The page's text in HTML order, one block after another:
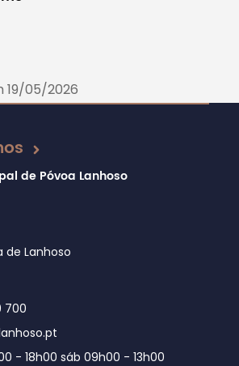
19/05/2026
de Póvoa Lanhoso
de Lanhoso
700
- 18h00 sáb 09h00 - 13h00